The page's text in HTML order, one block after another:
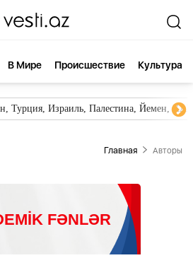
В Мире Происшествие Культура
Турция, Израиль, Палестина, Йемен,
Главная Aвторы